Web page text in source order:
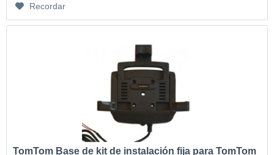
Recordar
TomTom Base de kit de instalación fija para TomTom